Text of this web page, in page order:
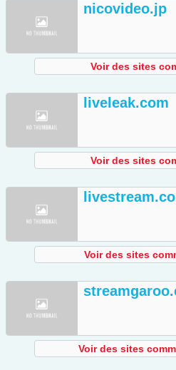
nicovideo.jp
Voir des sites
liveleak.com
Voir des sites
Voir des sites
Voir des sites